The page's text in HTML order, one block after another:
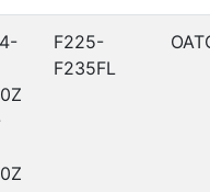
F225-
F235FL